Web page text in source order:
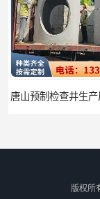
唐山预制检查井生产厂家 检修井 井盖坚固防破损
版权所